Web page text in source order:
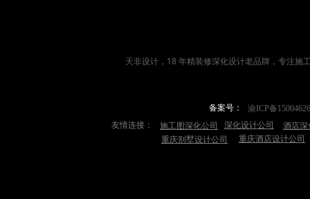
友情连接：
重庆别墅设计公司
天非设计，18 年精装修深化设计老品牌，专注施
重庆酒店设计公司
施工图深化公司
备案号：
深化设计公司
渝ICP备
酒店深